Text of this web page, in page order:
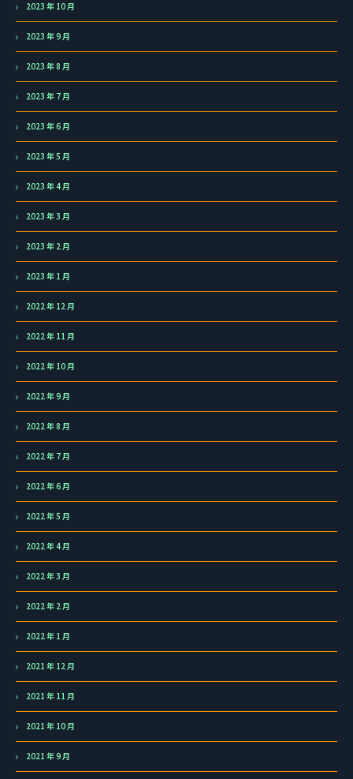
2023 年 10 月
2023 年 9 月
2023 年 8 月
2023 年 7 月
2023 年 6 月
2023 年 5 月
2023 年 4 月
2023 年 3 月
2023 年 2 月
2023 年 1 月
2022 年 12 月
2022 年 11 月
2022 年 10 月
2022 年 9 月
2022 年 8 月
2022 年 7 月
2022 年 6 月
2022 年 5 月
2022 年 4 月
2022 年 3 月
2022 年 2 月
2022 年 1 月
2021 年 12 月
2021 年 11 月
2021 年 10 月
2021 年 9 月